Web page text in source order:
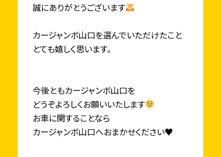
誠にありがとうございます
カージャンボ山口を選んでいただけたこと
とても嬉しく思います。
今後ともカージャンボ山口を
どうぞよろしくお願いいたします
お車に関することなら
カージャンボ山口へおまかせください♥